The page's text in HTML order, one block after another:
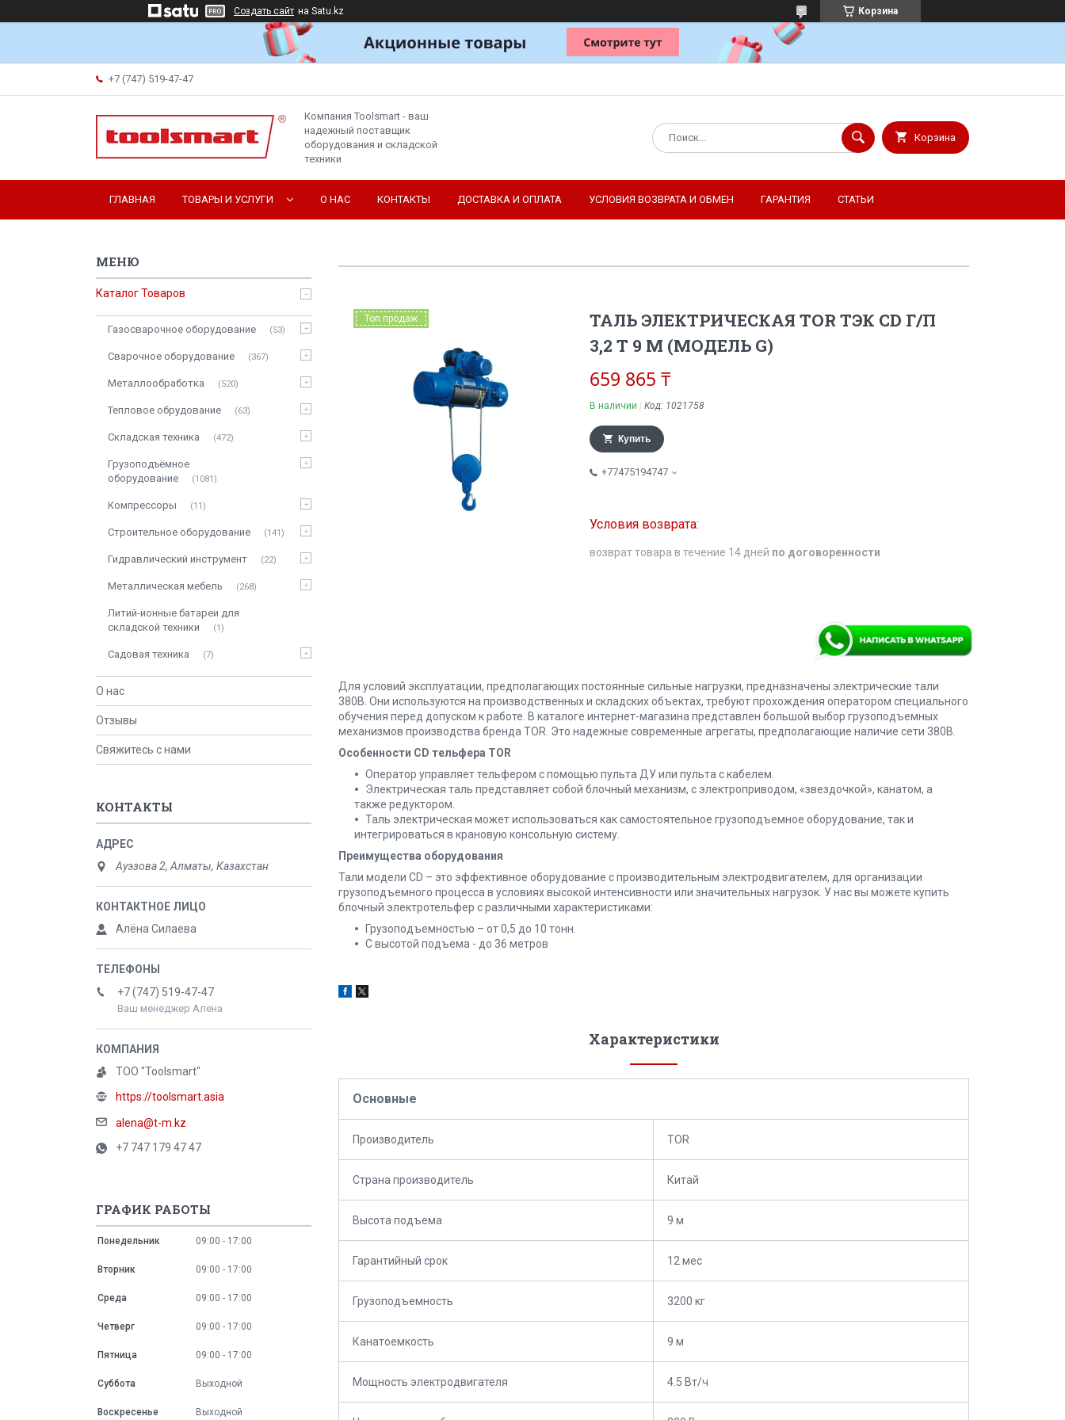
Создать сайт на Satu.kz Корзина
+7 (747) 519-47-47
Компания Toolsmart - ваш
надежный поставщик
оборудования и складской
техники
Корзина
ГЛАВНАЯ ТОВАРЫ И УСЛУГИ О НАС КОНТАКТЫ ДОСТАВКА И ОПЛАТА УСЛОВИЯ ВОЗВРАТА И ОБМЕН ГАРАНТИЯ СТАТЬИ
Топ продаж
ТАЛЬ ЭЛЕКТРИЧЕСКАЯ TOR ТЭК CD Г/П
3,2 Т 9 М (МОДЕЛЬ G)
659 865 ₸
В наличии Код: 1021758
Купить
+77475194747
возврат товара в течение 14 дней по договоренности
Для условий эксплуатации, предполагающих постоянные сильные нагрузки, предназначены электрические тали
380В. Они используются на производственных и складских объектах, требуют прохождения оператором специального
обучения перед допуском к работе. В каталоге интернет-магазина представлен большой выбор грузоподъемных
механизмов производства бренда TOR. Это надежные современные агрегаты, предполагающие наличие сети 380В.
Особенности CD тельфера TOR
Оператор управляет тельфером с помощью пульта ДУ или пульта с кабелем.
Электрическая таль представляет собой блочный механизм, с электроприводом, «звездочкой», канатом, а
также редуктором.
Таль электрическая может использоваться как самостоятельное грузоподъемное оборудование, так и
интегрироваться в крановую консольную систему.
Преимущества оборудования
Тали модели CD – это эффективное оборудование с производительным электродвигателем, для организации
грузоподъемного процесса в условиях высокой интенсивности или значительных нагрузок. У нас вы можете купить
блочный электротельфер с различными характеристиками:
Грузоподъемностью – от 0,5 до 10 тонн.
С высотой подъема - до 36 метров
Характеристики
Основные
Производитель TOR
Страна производитель Китай
Высота подъема 9 м
Гарантийный срок 12 мес
Грузоподъемность 3200 кг
Канатоемкость 9 м
Мощность электродвигателя 4.5 Вт/ч
Каталог Товаров
Газосварочное оборудование 53
Сварочное оборудование 367
Металлообработка 520
Тепловое обрудование 63
Складская техника 472
Грузоподъёмное
оборудование
1081
Компрессоры 11
Строительное оборудование 141
Гидравлический инструмент 22
Металлическая мебель 268
Литий-ионные батареи для
складской техники
1
Садовая техника 7
О нас
Отзывы
Свяжитесь с нами
КОНТАКТЫ
Ауэзова 2, Алматы, Казахстан
Алёна Силаева
+7 (747) 519-47-47
Ваш менеджер Алена
ТОО "Toolsmart"
https://toolsmart.asia
alena@t-m.kz
+7 747 179 47 47
ГРАФИК РАБОТЫ
Понедельник 09:00 17:00
Вторник 09:00 17:00
Среда 09:00 17:00
Четверг 09:00 17:00
Пятница 09:00 17:00
Суббота Выходной
Воскресенье Выходной